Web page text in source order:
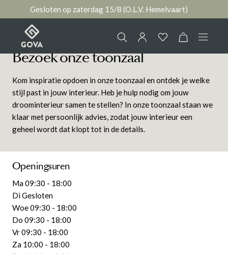
Gesloten op zaterdag 15/8 (O.L.V. Hemelvaart)
Collectie
Ruimtes
Merken
Nieuws & Inspiratie
Contact
Jouw account
AANMELDEN
ofregistreren
Bezoek onze toonzaal
Kom inspiratie opdoen in onze toonzaal en ontdek je welke
stijl past in jouw interieur. Heb je hulp nodig om jouw
droominterieur samen te stellen? In onze toonzaal staan we
klaar met persoonlijk advies, zodat jouw interieur een
geheel wordt dat klopt tot in de details.
Openingsuren
Ma 09:30 - 18:00
Di Gesloten
Woe 09:30 - 18:00
Do 09:30 - 18:00
Vr 09:30 - 18:00
Za 10:00 - 18:00